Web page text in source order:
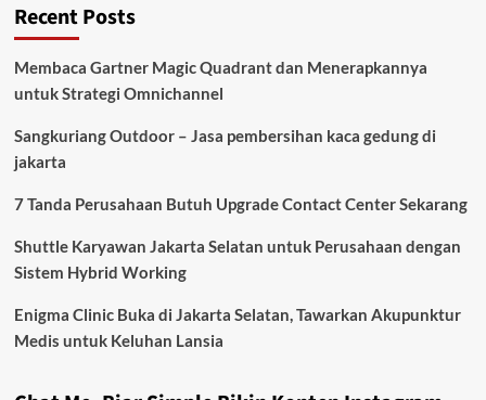
Recent Posts
Membaca Gartner Magic Quadrant dan Menerapkannya
untuk Strategi Omnichannel
Sangkuriang Outdoor – Jasa pembersihan kaca gedung di
jakarta
7 Tanda Perusahaan Butuh Upgrade Contact Center Sekarang
Shuttle Karyawan Jakarta Selatan untuk Perusahaan dengan
Sistem Hybrid Working
Enigma Clinic Buka di Jakarta Selatan, Tawarkan Akupunktur
Medis untuk Keluhan Lansia